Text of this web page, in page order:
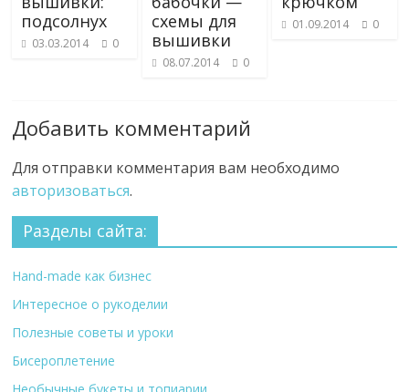
подсолнух
03.03.2014 0
схемы для
вышивки
08.07.2014 0
01.09.2014 0
Добавить комментарий
Для отправки комментария вам необходимо
авторизоваться.
Разделы сайта:
Hand-made как бизнес
Интересное о рукоделии
Полезные советы и уроки
Бисероплетение